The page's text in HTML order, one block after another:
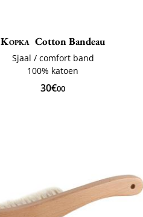
Kopka Cotton Bandeau
Sjaal / comfort band
100% katoen
30€00